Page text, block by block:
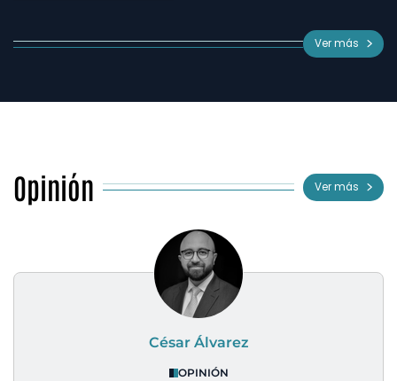
Ver más
Opinión Ver más
César Álvarez
OPINIÓN